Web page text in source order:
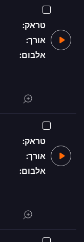
טראק:
אורך:
אלבום:
טראק:
אורך:
אלבום: